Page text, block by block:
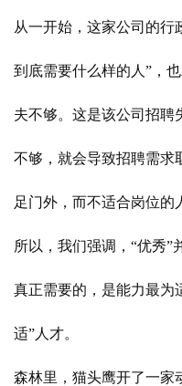
从一开始，这家公司的行
到底需要什么样的人”，
夫不够。这是该公司招聘
不够，就会导致招聘需求
足门外，而不适合岗位的
所以，我们强调，“优秀”
真正需要的，是能力最为
适”人才。
森林里，猫头鹰开了一家